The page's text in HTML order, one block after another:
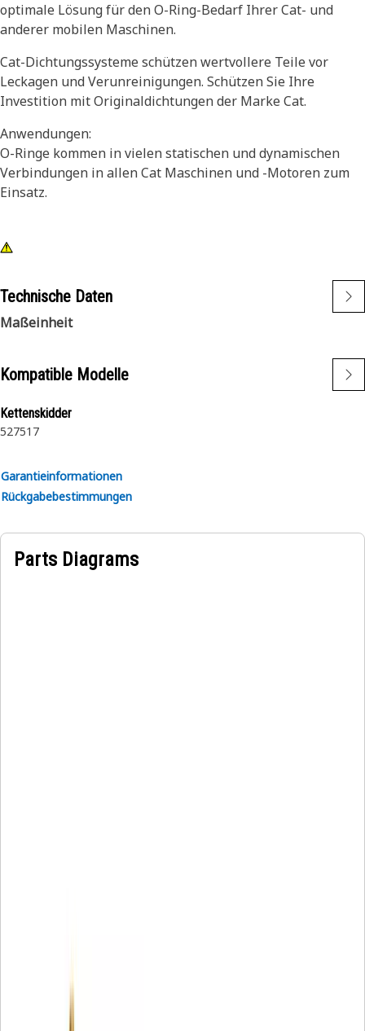
optimale Lösung für den O-Ring-Bedarf Ihrer Cat- und
anderer mobilen Maschinen.
Cat-Dichtungssysteme schützen wertvollere Teile vor
Leckagen und Verunreinigungen. Schützen Sie Ihre
Investition mit Originaldichtungen der Marke Cat.
Anwendungen:
O-Ringe kommen in vielen statischen und dynamischen
Verbindungen in allen Cat Maschinen und -Motoren zum
Einsatz.
Technische Daten
Maßeinheit
Kompatible Modelle
Kettenskidder
527517
Garantieinformationen
Rückgabebestimmungen
Parts Diagrams